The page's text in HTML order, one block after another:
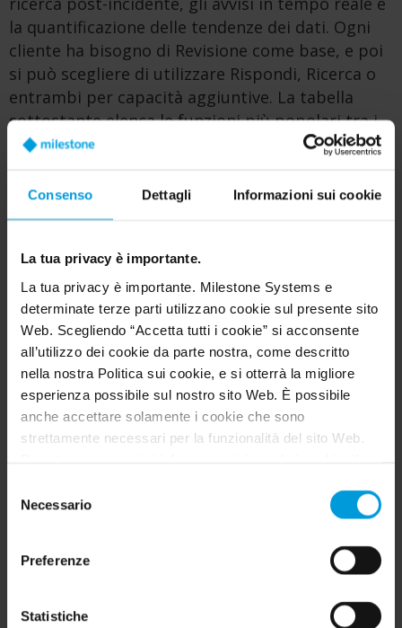
Consenso Dettagli Informazioni sui cookie
La tua privacy è importante.
La tua privacy è importante. Milestone Systems e
determinate terze parti utilizzano cookie sul presente sito
Web. Scegliendo “Accetta tutti i cookie” si acconsente
all’utilizzo dei cookie da parte nostra, come descritto
nella nostra Politica sui cookie, e si otterrà la migliore
esperienza possibile sul nostro sito Web. È possibile
anche accettare solamente i cookie che sono
strettamente necessari per la funzionalità del sito Web.
dettagli”.
Per quanto riguarda i cookie, il consenso dell’utente si
sottodomini
. Per i cookie di Google, è inoltre possibile
Analytics visitando questo indirizzo:
delNecessario
Preferenze
Statistiche
la quantificazione delle tendenze dei dati. Ogni
cliente ha bisogno di Revisione come base, e poi
si può scegliere di utilizzare Rispondi, Ricerca o
entrambi per capacità aggiuntive. La tabella
sottostante elenca le funzioni più popolari tra i
moduli. Per l’elenco completo, consulta la nostra
SPECIFICATION SHEET
Sinossi video
Revisione video accelerata basata sul riconoscimento
degli oggetti e sugli avvisi intelligenti
SOMIGLIANZA
In base alle caratteristiche della persona, compresa
Basato sul colore
CLASSE